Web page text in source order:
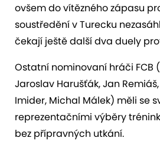
ovšem do vítězného zápasu
soustředění v Turecku
čekají ještě další dva duely
Ostatní nominovaní hráči FCB
Jaroslav Harušťák, Jan
Imider, Michal Málek) měli se
reprezentačními výběry
bez přípravných utkání.